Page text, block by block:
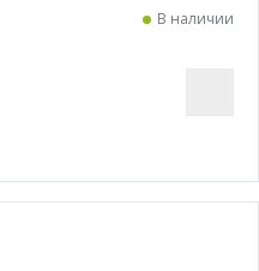
В наличии